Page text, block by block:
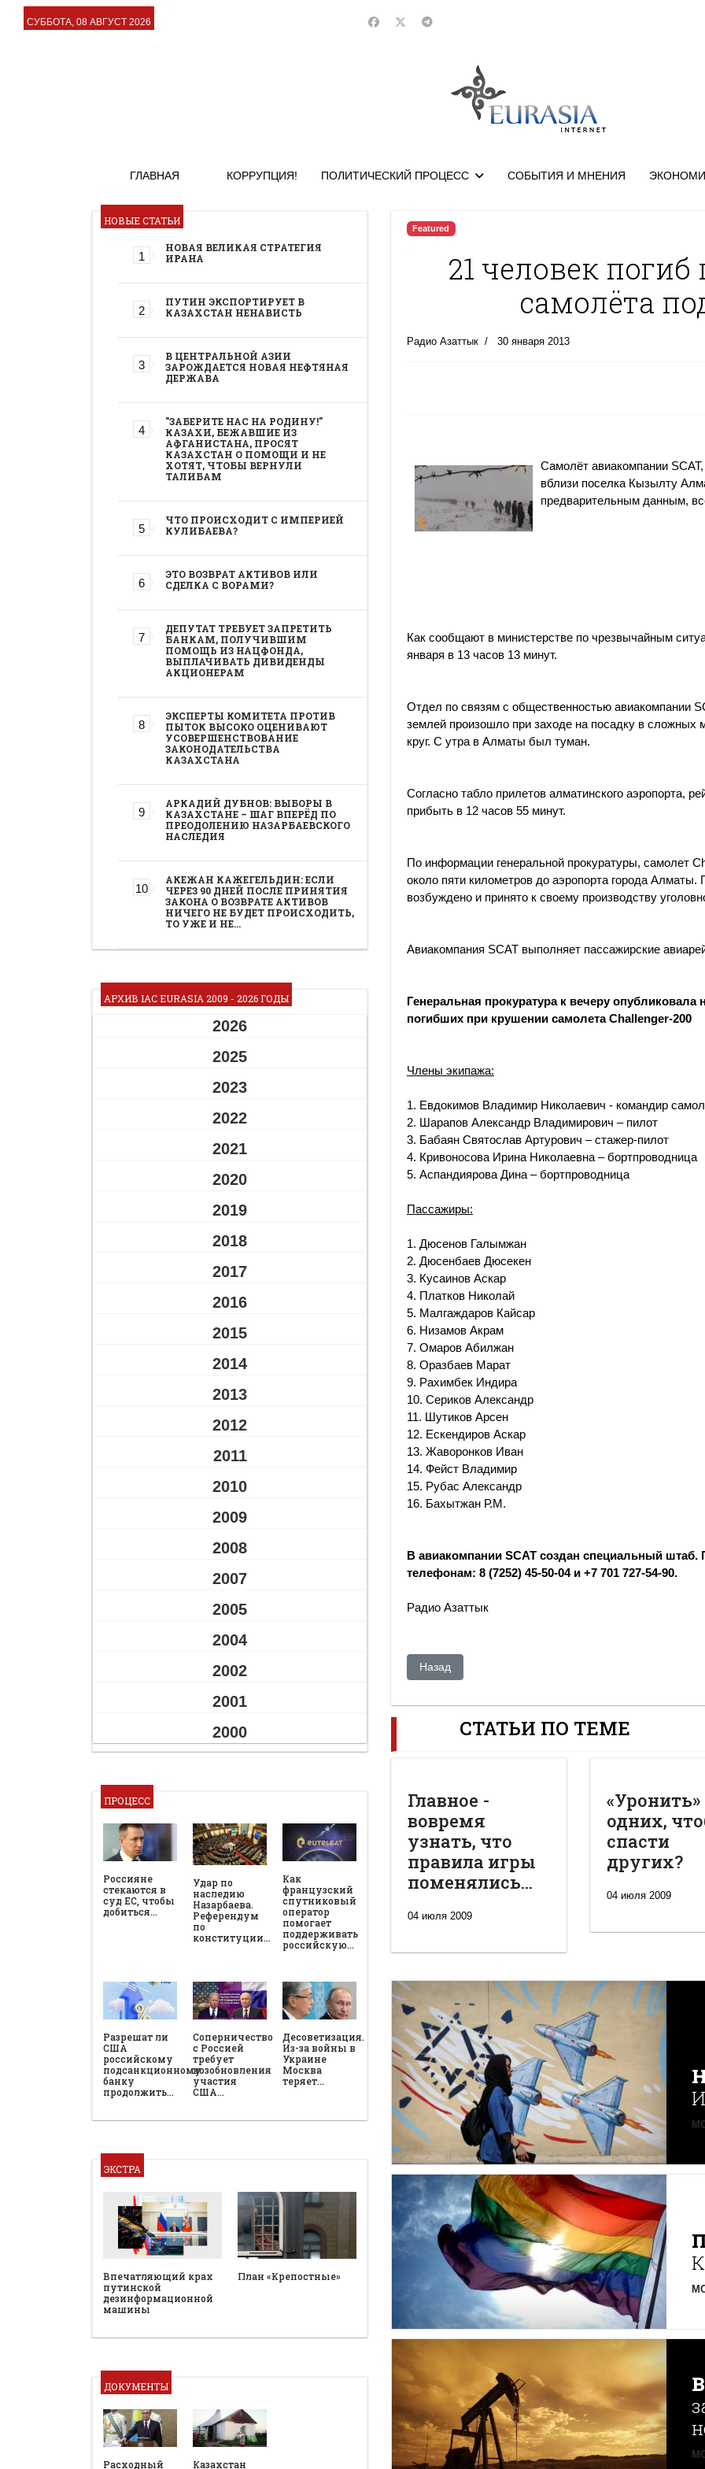
СУББОТА, 08 АВГУСТ 2026
ГЛАВНАЯ КОРРУПЦИЯ! ПОЛИТИЧЕСКИЙ ПРОЦЕСС СОБЫТИЯ И МНЕНИЯ
НОВЫЕ СТАТЬИ
НОВАЯ ВЕЛИКАЯ СТРАТЕГИЯ
ИРАНА
ПУТИН ЭКСПОРТИРУЕТ В
КАЗАХСТАН НЕНАВИСТЬ
В ЦЕНТРАЛЬНОЙ АЗИИ
ЗАРОЖДАЕТСЯ НОВАЯ НЕФТЯНАЯ
ДЕРЖАВА
"ЗАБЕРИТЕ НАС НА РОДИНУ!"
КАЗАХИ, БЕЖАВШИЕ ИЗ
АФГАНИСТАНА, ПРОСЯТ
КАЗАХСТАН О ПОМОЩИ И НЕ
ХОТЯТ, ЧТОБЫ ВЕРНУЛИ
ТАЛИБАМ
ЧТО ПРОИСХОДИТ С ИМПЕРИЕЙ
КУЛИБАЕВА?
ЭТО ВОЗВРАТ АКТИВОВ ИЛИ
СДЕЛКА С ВОРАМИ?
ДЕПУТАТ ТРЕБУЕТ ЗАПРЕТИТЬ
БАНКАМ, ПОЛУЧИВШИМ
ПОМОЩЬ ИЗ НАЦФОНДА,
ВЫПЛАЧИВАТЬ ДИВИДЕНДЫ
АКЦИОНЕРАМ
ЭКСПЕРТЫ КОМИТЕТА ПРОТИВ
ПЫТОК ВЫСОКО ОЦЕНИВАЮТ
УСОВЕРШЕНСТВОВАНИЕ
ЗАКОНОДАТЕЛЬСТВА
КАЗАХСТАНА
АРКАДИЙ ДУБНОВ: ВЫБОРЫ В
КАЗАХСТАНЕ – ШАГ ВПЕРЁД ПО
ПРЕОДОЛЕНИЮ НАЗАРБАЕВСКОГО
НАСЛЕДИЯ
АКЕЖАН КАЖЕГЕЛЬДИН: ЕСЛИ
ЧЕРЕЗ 90 ДНЕЙ ПОСЛЕ ПРИНЯТИЯ
ЗАКОНА О ВОЗВРАТЕ АКТИВОВ
НИЧЕГО НЕ БУДЕТ ПРОИСХОДИТЬ,
ТО УЖЕ И НЕ…
АРХИВ IAC EURASIA 2009 - 2026 ГОДЫ
2026
2025
2023
2022
2021
2020
2019
2018
2017
2016
2015
2014
2013
2012
2011
2010
2009
2008
2007
2005
2004
2002
2001
2000
ПРОЦЕСС
Россияне
стекаются в
суд ЕС, чтобы
добиться…
Удар по
наследию
Назарбаева.
Референдум
по
конституции…
Как
французский
спутниковый
оператор
помогает
поддерживать
российскую…
Разрешат ли
США
российскому
подсанкционному
банку
продолжить…
Соперничество
с Россией
требует
возобновления
участия
США…
Десоветизация.
Из-за войны в
Украине
Москва
теряет…
ЭКСТРА
Впечатляющий крах
путинской
дезинформационной
машины
План «Крепостные»
ДОКУМЕНТЫ
Расходный
Казахстан
Featured
21 человек
самолёта
Радио Азаттык 30 января 2013
Самолёт авиакомпании
вблизи поселка Кызылту
предварительным данным,
Как сообщают в министерстве по чрезвычайным
января в 13 часов 13 минут.
Отдел по связям с общественностью авиакомпании
землей произошло при заходе на посадку в сложных
круг. С утра в Алматы был туман.
Согласно табло прилетов алматинского аэропорта,
прибыть в 12 часов 55 минут.
По информации генеральной прокуратуры, самолет
около пяти километров до аэропорта города Алматы.
возбуждено и принято к своему производству
Авиакомпания SCAT выполняет пассажирские
Генеральная прокуратура к вечеру
погибших при крушении самолета Challenger-200
Члены экипажа:
1. Евдокимов Владимир Николаевич - командир
2. Шарапов Александр Владимирович – пилот
3. Бабаян Святослав Артурович – стажер-пилот
4. Кривоносова Ирина Николаевна – бортпроводница
5. Аспандиярова Дина – бортпроводница
Пассажиры:
1. Дюсенов Галымжан
2. Дюсенбаев Дюсекен
3. Кусаинов Аскар
4. Платков Николай
5. Малгаждаров Кайсар
6. Низамов Акрам
7. Омаров Абилжан
8. Оразбаев Марат
9. Рахимбек Индира
10. Сериков Александр
11. Шутиков Арсен
12. Ескендиров Аскар
13. Жаворонков Иван
14. Фейст Владимир
15. Рубас Александр
16. Бахытжан Р.М.
В авиакомпании SCAT создан специальный
телефонам: 8 (7252) 45-50-04 и +7 701 727-54-90.
Радио Азаттык
Предыдущий: Ерлан Идрисов: Казахстан, Россия и
Назад
СТАТЬИ ПО ТЕМЕ
Главное -
вовремя
узнать, что
правила игры
поменялись...
04 июля 2009
«Уронить»
одних,
спасти
других?
04 июля 2009
В